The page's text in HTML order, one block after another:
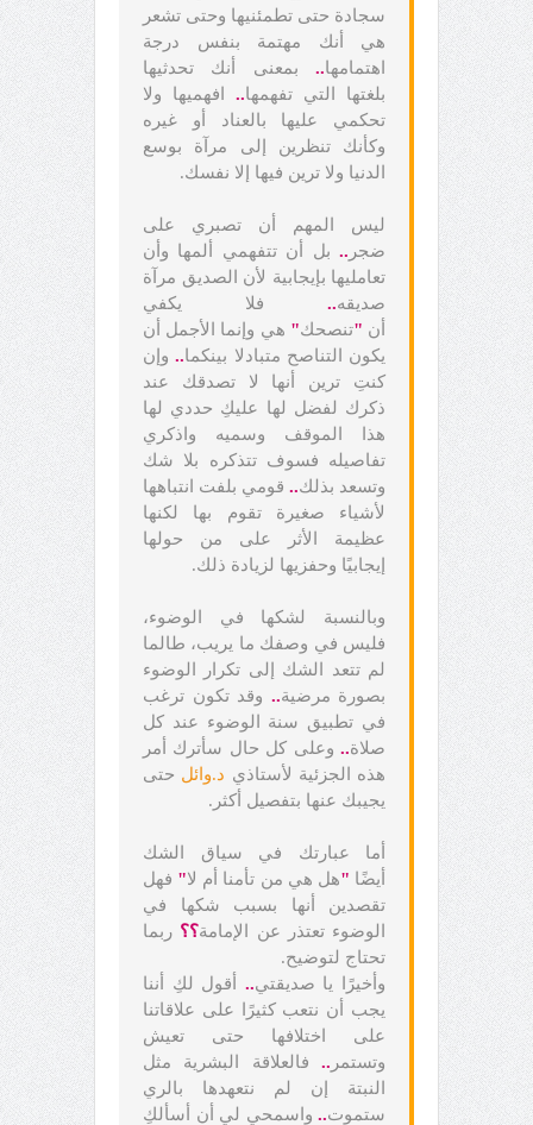
سجادة حتى تطمئنيها وحتى تشعر
هي أنك مهتمة بنفس درجة
اهتمامها.. بمعنى أنك تحدثيها
بلغتها التي تفهمها.. افهميها ولا
تحكمي عليها بالعناد أو غيره
وكأنك تنظرين إلى مرآة بوسع
الدنيا ولا ترين فيها إلا نفسك.
ليس المهم أن تصبري على
ضجر .. بل أن تتفهمي ألمها وأن
تعامليها بإيجابية لأن الصديق مرآة
صديقه.. فلا يكفي
أن "تنصحك" هي وإنما الأجمل أن
يكون التناصح متبادلا بينكما..وإن
كنتِ ترين أنها لا تصدقك عند
ذكرك لفضل لها عليكِ حددي لها
هذا الموقف وسميه واذكري
تفاصيله فسوف تتذكره بلا شك
وتسعد بذلك.. قومي بلفت انتباهها
لأشياء صغيرة تقوم بها لكنها
عظيمة الأثر على من حولها
إيجابيًا وحفزيها لزيادة ذلك.
وبالنسبة لشكها في الوضوء،
فليس في وصفك ما يريب، طالما
لم تتعد الشك إلى تكرار الوضوء
بصورة مرضية.. وقد تكون ترغب
في تطبيق سنة الوضوء عند كل
صلاة.. وعلى كل حال سأترك أمر
هذه الجزئية لأستاذي د.وائل حتى
يجيبك عنها بتفصيل أكثر.
أما عبارتك في سياق الشك
أيضًا "هل هي من تأمنا أم لا" فهل
تقصدين أنها بسبب شكها في
الوضوء تعتذر عن الإمامة؟؟ ربما
تحتاج لتوضيح.
وأخيرًا يا صديقتي..
أقول لكِ أننا
يجب أن نتعب كثيرًا على علاقاتنا
على اختلافها حتى تعيش
وتستمر .. فالعلاقة البشرية مثل
النبتة إن لم نتعهدها بالري
ستموت.. واسمحي لي أن أسألكِ